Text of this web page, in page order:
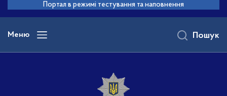
основного
вмісту
Портал в режимі тестування та наповнення
Меню Пошук